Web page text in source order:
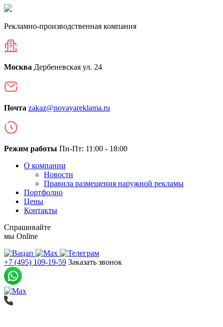
Рекламно-производственная компания
Москва Дербеневская ул. 24
Почта zakaz@novayareklama.ru
Режим работы Пн-Пт: 11:00 - 18:00
О компании
Новости
Правила размещения наружной рекламы
Портфолио
Цены
Контакты
Спрашивайте
мы Online
+7 (495) 109-19-59 Заказать звонок